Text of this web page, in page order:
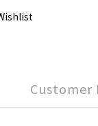
Customer